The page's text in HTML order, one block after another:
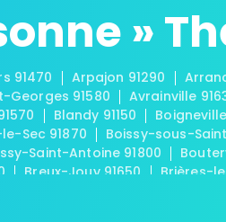
»
91470 Arpajon 91290
Georges 91580 Avrainville
Blandy 91150
Sec 91870 Boissy-sous-
Saint-Antoine 91800
Breux-Jouy 91650 Brières-